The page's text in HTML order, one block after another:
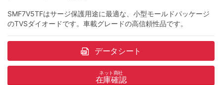
SMF7V5TFはサージ保護用途に最適な、小型モールドパッケージ
のTVSダイオードです。車載グレードの高信頼性品です。
データシート
ネット商社
在庫確認